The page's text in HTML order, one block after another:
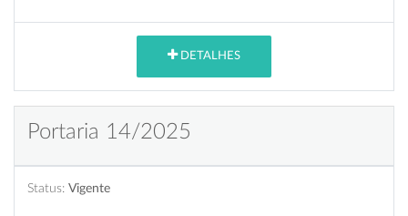
DETALHES
Portaria 14/2025
Status: Vigente